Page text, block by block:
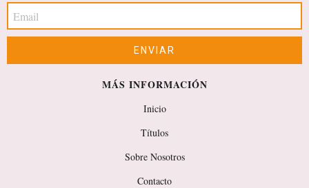
MÁS INFORMACIÓN
Inicio
Títulos
Sobre Nosotros
Contacto